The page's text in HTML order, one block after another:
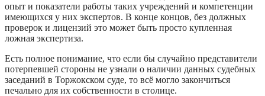
опыт и показатели работы таких учреждений и компетенции
имеющихся у них экспертов. В конце концов, без должных
проверок и лицензий это может быть просто купленная
ложная экспертиза.
Есть полное понимание, что если бы случайно представители
потерпевшей стороны не узнали о наличии данных судебных
заседаний в Торжокском суде, то всё могло закончиться
печально для их собственности в столице.